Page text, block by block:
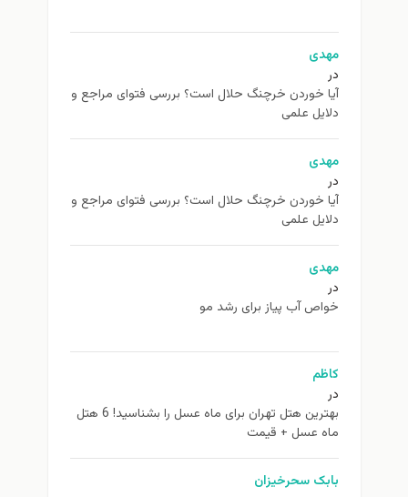
مهدی
در
آیا خوردن خرچنگ حلال است؟ بررسی فتوای مراجع و
دلایل علمی
مهدی
در
آیا خوردن خرچنگ حلال است؟ بررسی فتوای مراجع و
دلایل علمی
مهدی
در
خواص آب پیاز برای رشد مو
کاظم
در
بهترین هتل تهران برای ماه عسل را بشناسید! 6 هتل
ماه عسل + قیمت
بابک سحرخیزان